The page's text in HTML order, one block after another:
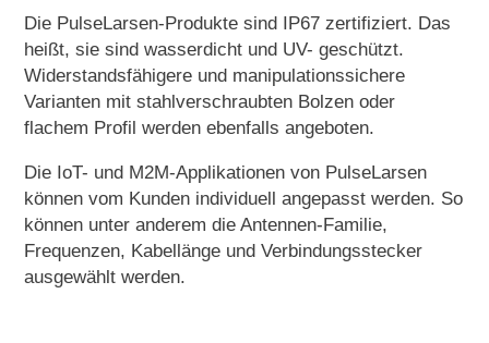
Die PulseLarsen-Produkte sind IP67 zertifiziert. Das
heißt, sie sind wasserdicht und UV- geschützt.
Widerstandsfähigere und manipulationssichere
Varianten mit stahlverschraubten Bolzen oder
flachem Profil werden ebenfalls angeboten.
Die IoT- und M2M-Applikationen von PulseLarsen
können vom Kunden individuell angepasst werden. So
können unter anderem die Antennen-Familie,
Frequenzen, Kabellänge und Verbindungsstecker
ausgewählt werden.